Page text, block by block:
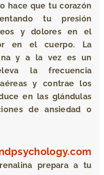
hace que tu corazón
tu presión
y dolores en el
en el cuerpo. La
y a la vez es un
la frecuencia
y contrae los
en las glándulas
de ansiedad o
prepara a tu